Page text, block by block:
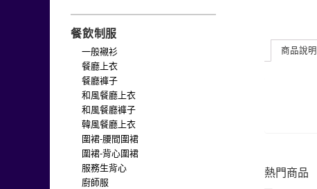
商品說明
熱門商品
餐飲制服
一般襯衫
餐廳上衣
餐廳褲子
和風餐廳上衣
和風餐廳褲子
韓風餐廳上衣
圍裙-腰間圍裙
圍裙-背心圍裙
服務生背心
廚師服